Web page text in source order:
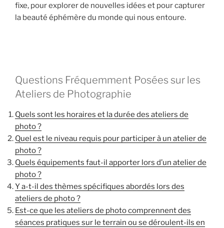
fixe, pour explorer de nouvelles idées et pour capturer
la beauté éphémère du monde qui nous entoure.
Questions Fréquemment Posées sur les
Ateliers de Photographie
Quels sont les horaires et la durée des ateliers de
photo ?
Quel est le niveau requis pour participer à un atelier de
photo ?
Quels équipements faut-il apporter lors d’un atelier de
photo ?
Y a-t-il des thèmes spécifiques abordés lors des
ateliers de photo ?
Est-ce que les ateliers de photo comprennent des
séances pratiques sur le terrain ou se déroulent-ils en